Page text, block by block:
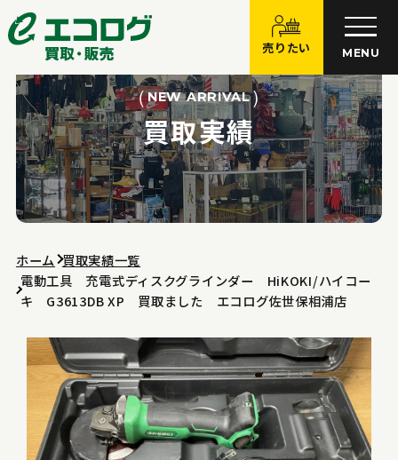
売りたい MENU
NEW ARRIVAL
買取実績
ホーム 買取実績一覧
電動工具 充電式ディスクグラインダー HiKOKI/ハイコー
キ G3613DB XP 買取ました エコログ佐世保相浦店